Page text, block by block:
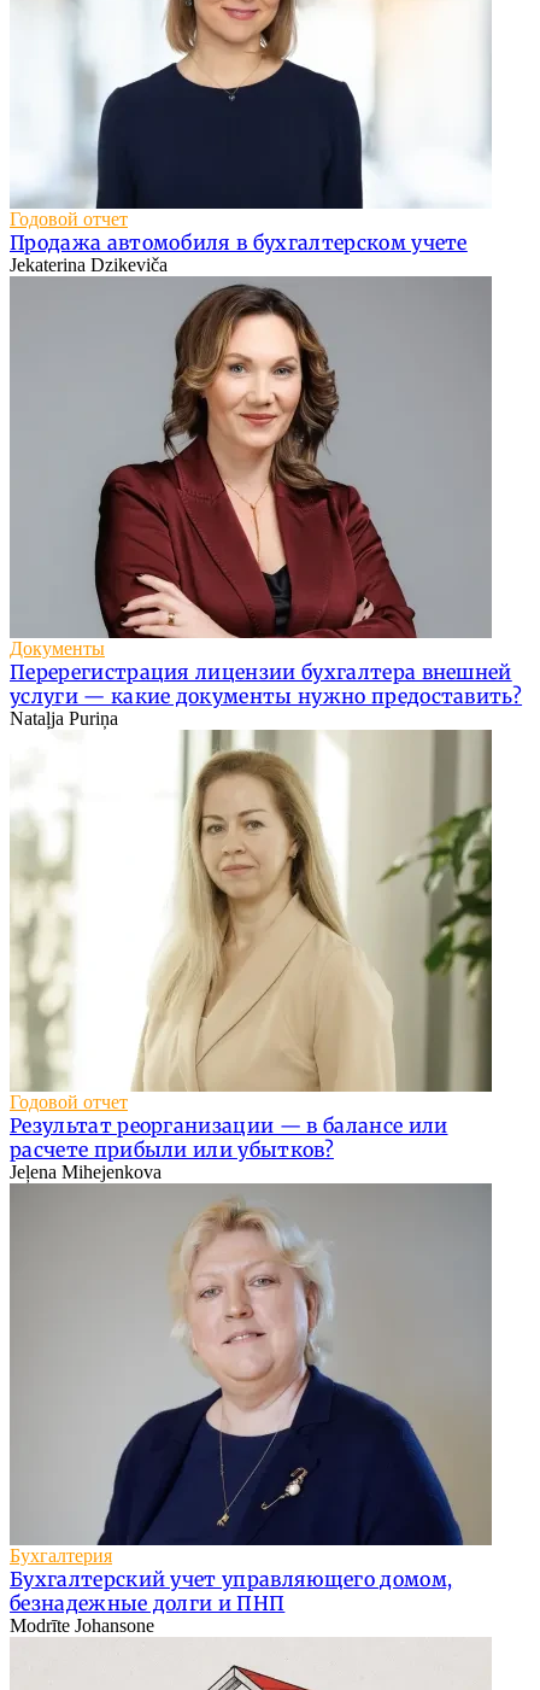
Годовой отчет
Продажа автомобиля в бухгалтерском учете
Jekaterina Dzikeviča
Документы
Перерегистрация лицензии бухгалтера внешней
услуги — какие документы нужно предоставить?
Nataļja Puriņa
Годовой отчет
Результат реорганизации — в балансе или
расчете прибыли или убытков?
Jeļena Mihejenkova
Бухгалтерия
Бухгалтерский учет управляющего домом,
безнадежные долги и ПНП
Modrīte Johansone